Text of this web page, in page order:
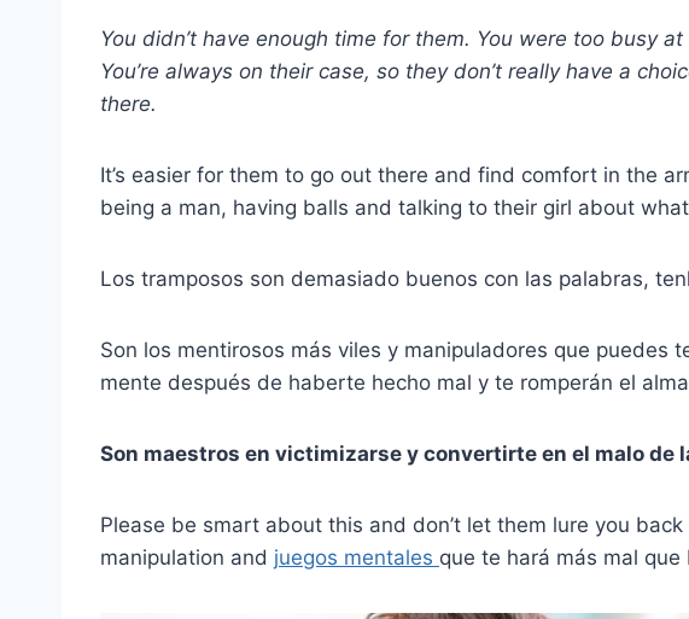
You didn’t have enough time for them. You were too busy
You’re always on their case, so they don’t really have a
there.
It’s easier for them to go out there and find comfort in the
being a man, having balls and talking to their girl about
Los tramposos son demasiado buenos con las palabras,
Son los mentirosos más viles y manipuladores que puedes
mente después de haberte hecho mal y te romperán el
Son maestros en victimizarse y convertirte en el malo de
Please be smart about this and don’t let them lure you
manipulation and juegos mentales que te hará más mal que